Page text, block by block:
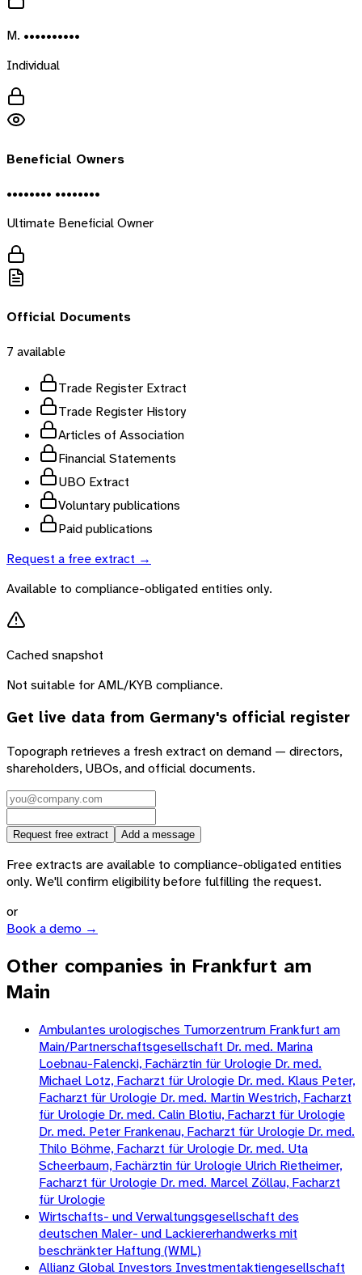
M. ••••••••••
Individual
Beneficial Owners
•••••••• ••••••••
Ultimate Beneficial Owner
Official Documents
7 available
Trade Register Extract
Trade Register History
Articles of Association
Financial Statements
UBO Extract
Voluntary publications
Paid publications
Request a free extract →
Available to compliance-obligated entities only.
Cached snapshot
Not suitable for AML/KYB compliance.
Get live data from Germany's official register
Topograph retrieves a fresh extract on demand — directors,
shareholders, UBOs, and official documents.
Request free extract Add a message
Free extracts are available to compliance-obligated entities
only. We'll confirm eligibility before fulfilling the request.
or
Book a demo →
Other companies in Frankfurt am
Main
Ambulantes urologisches Tumorzentrum Frankfurt am
Main/Partnerschaftsgesellschaft Dr. med. Marina
Loebnau-Falencki, Fachärztin für Urologie Dr. med.
Michael Lotz, Facharzt für Urologie Dr. med. Klaus Peter,
Facharzt für Urologie Dr. med. Martin Westrich, Facharzt
für Urologie Dr. med. Calin Blotiu, Facharzt für Urologie
Dr. med. Peter Frankenau, Facharzt für Urologie Dr. med.
Thilo Böhme, Facharzt für Urologie Dr. med. Uta
Scheerbaum, Fachärztin für Urologie Ulrich Rietheimer,
Facharzt für Urologie Dr. med. Marcel Zöllau, Facharzt
für Urologie
Wirtschafts- und Verwaltungsgesellschaft des
deutschen Maler- und Lackiererhandwerks mit
beschränkter Haftung (WML)
Allianz Global Investors Investmentaktiengesellschaft